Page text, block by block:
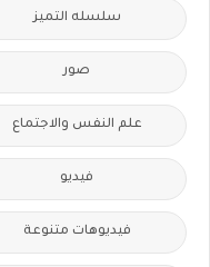
سلسله التميز
صور
علم النفس والاجتماع
فيديو
فيديوهات متنوعة